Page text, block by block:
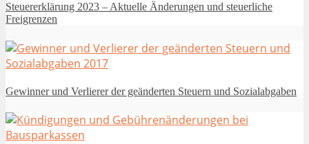
Steuererklärung 2023 – Aktuelle Änderungen und steuerliche
Freigrenzen
Gewinner und Verlierer der geänderten Steuern und Sozialabgaben